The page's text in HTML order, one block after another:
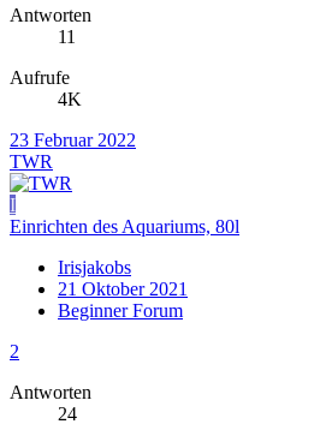
Antworten
11
Aufrufe
4K
23 Februar 2022
TWR
I
Einrichten des Aquariums, 80l
Irisjakobs
21 Oktober 2021
Beginner Forum
2
Antworten
24